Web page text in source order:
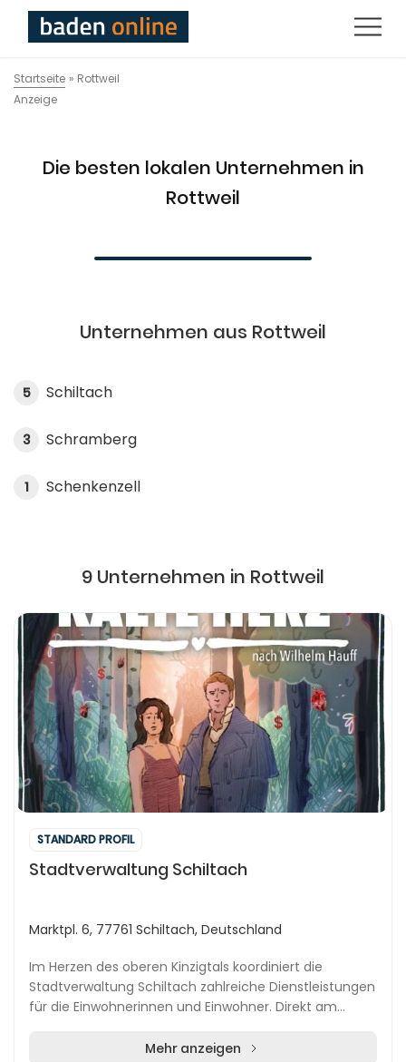
Startseite » Rottweil
Anzeige
Die besten lokalen Unternehmen in
Rottweil
Unternehmen aus Rottweil
5 Schiltach
3 Schramberg
1 Schenkenzell
9 Unternehmen in Rottweil
STANDARD PROFIL
Stadtverwaltung Schiltach
Marktpl. 6, 77761 Schiltach, Deutschland
Im Herzen des oberen Kinzigtals koordiniert die
Stadtverwaltung Schiltach zahlreiche Dienstleistungen
für die Einwohnerinnen und Einwohner. Direkt am
Mehr anzeigen